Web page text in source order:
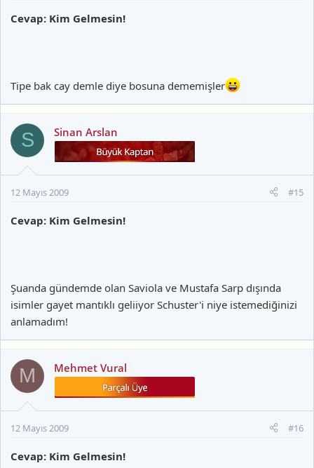
Cevap: Kim Gelmesin!
Tipe bak cay demle diye bosuna dememişler
S Sinan Arslan
12 Mayıs 2009 #15
Cevap: Kim Gelmesin!
Şuanda gündemde olan Saviola ve Mustafa Sarp dışında
isimler gayet mantıklı geliiyor Schuster'i niye istemediğinizi
anlamadım!
M Mehmet Vural
12 Mayıs 2009 #16
Cevap: Kim Gelmesin!